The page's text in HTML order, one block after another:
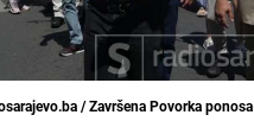
/ Završena Povorka ponosa